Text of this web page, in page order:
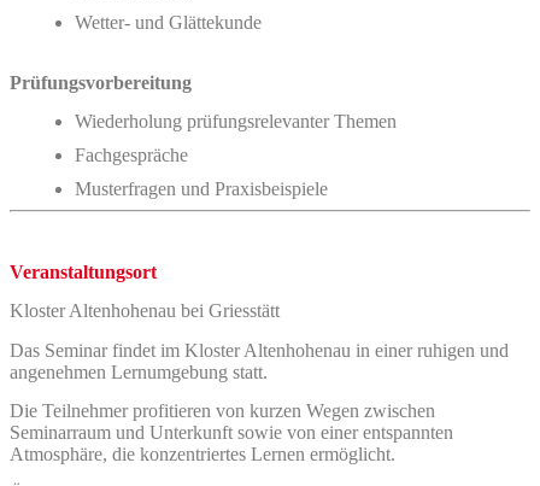
Wetter- und Glättekunde
Prüfungsvorbereitung
Wiederholung prüfungsrelevanter Themen
Fachgespräche
Musterfragen und Praxisbeispiele
Veranstaltungsort
Kloster Altenhohenau bei Griesstätt
Das Seminar findet im Kloster Altenhohenau in einer ruhigen und
angenehmen Lernumgebung statt.
Die Teilnehmer profitieren von kurzen Wegen zwischen
Seminarraum und Unterkunft sowie von einer entspannten
Atmosphäre, die konzentriertes Lernen ermöglicht.